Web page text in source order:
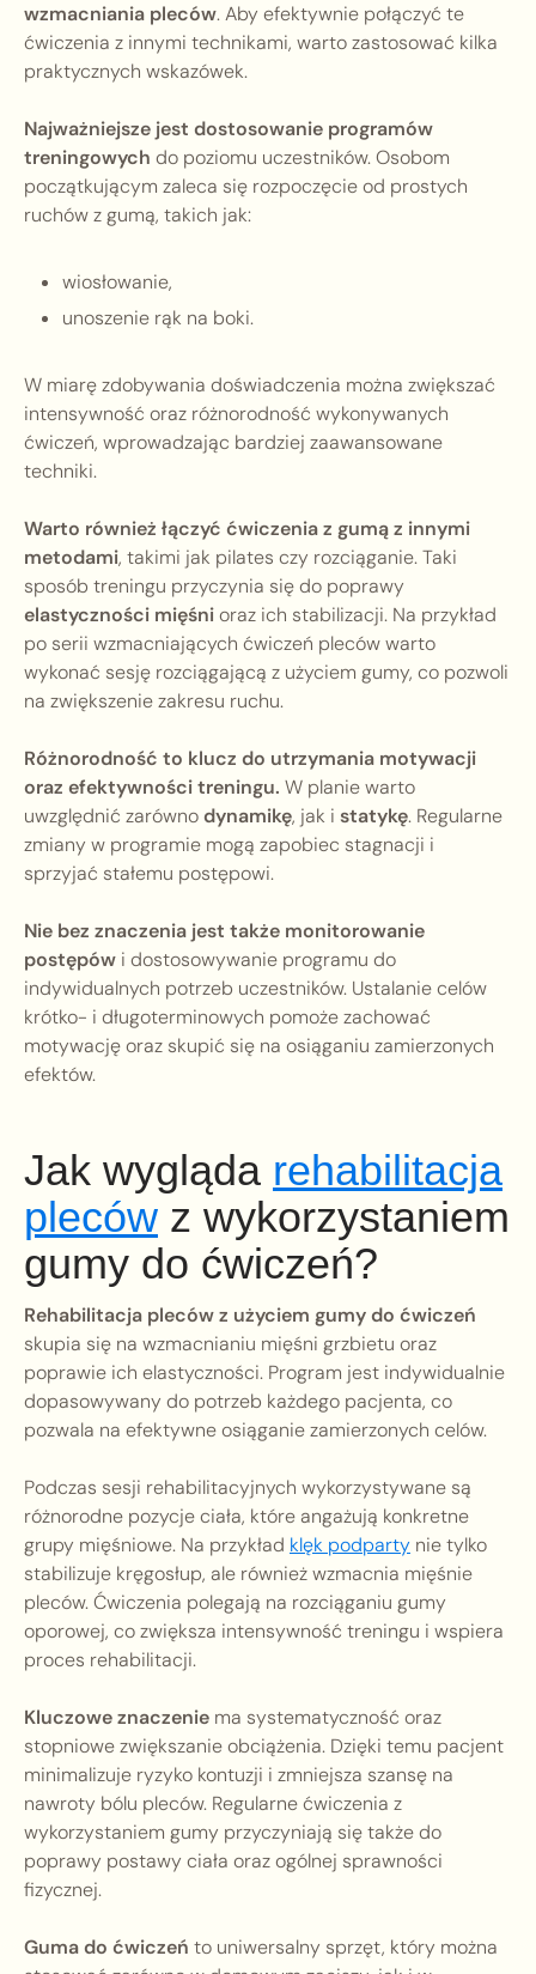
wzmacniania pleców. Aby efektywnie połączyć te
ćwiczenia z innymi technikami, warto zastosować kilka
praktycznych wskazówek.
Najważniejsze jest dostosowanie programów
treningowych do poziomu uczestników. Osobom
początkującym zaleca się rozpoczęcie od prostych
ruchów z gumą, takich jak:
wiosłowanie,
unoszenie rąk na boki.
W miarę zdobywania doświadczenia można zwiększać
intensywność oraz różnorodność wykonywanych
ćwiczeń, wprowadzając bardziej zaawansowane
techniki.
Warto również łączyć ćwiczenia z gumą z innymi
metodami, takimi jak pilates czy rozciąganie. Taki
sposób treningu przyczynia się do poprawy
elastyczności mięśnioraz ich stabilizacji. Na przykład
po serii wzmacniających ćwiczeń pleców warto
wykonać sesję rozciągającą z użyciem gumy, co pozwoli
na zwiększenie zakresu ruchu.
Różnorodność to klucz do utrzymania motywacji
oraz efektywności treningu. W planie warto
uwzględnić zarównodynamikę, jak i statykę. Regularne
zmiany w programie mogą zapobiec stagnacji i
sprzyjać stałemu postępowi.
Nie bez znaczenia jest także monitorowanie
postępów i dostosowywanie programu do
indywidualnych potrzeb uczestników. Ustalanie celów
krótko- i długoterminowych pomoże zachować
motywację oraz skupić się na osiąganiu zamierzonych
efektów.
Jak wygląda rehabilitacja
pleców z wykorzystaniem
gumy do ćwiczeń?
Rehabilitacja pleców z użyciem gumy do ćwiczeń
skupia się na wzmacnianiu mięśni grzbietu oraz
poprawie ich elastyczności. Program jest indywidualnie
dopasowywany do potrzeb każdego pacjenta, co
pozwala na efektywne osiąganie zamierzonych celów.
Podczas sesji rehabilitacyjnych wykorzystywane są
różnorodne pozycje ciała, które angażują konkretne
grupy mięśniowe. Na przykład klęk podparty nie tylko
stabilizuje kręgosłup, ale również wzmacnia mięśnie
pleców. Ćwiczenia polegają na rozciąganiu gumy
oporowej, co zwiększa intensywność treningu i wspiera
proces rehabilitacji.
Kluczowe znaczenie ma systematyczność oraz
stopniowe zwiększanie obciążenia. Dzięki temu pacjent
minimalizuje ryzyko kontuzji i zmniejsza szansę na
nawroty bólu pleców. Regularne ćwiczenia z
wykorzystaniem gumy przyczyniają się także do
poprawy postawy ciała oraz ogólnej sprawności
fizycznej.
Guma do ćwiczeń to uniwersalny sprzęt, który można